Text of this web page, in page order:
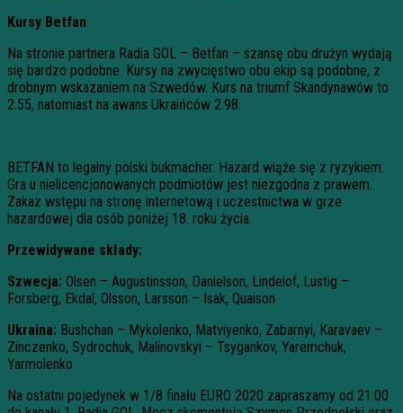
Kursy Betfan
Na stronie partnera Radia GOL – Betfan – szansę obu drużyn wydają
się bardzo podobne. Kursy na zwycięstwo obu ekip są podobne, z
drobnym wskazaniem na Szwedów. Kurs na triumf Skandynawów to
2.55, natomiast na awans Ukraińców 2.98.
BETFAN to legalny polski bukmacher. Hazard wiąże się z ryzykiem.
Gra u nielicencjonowanych podmiotów jest niezgodna z prawem.
Zakaz wstępu na stronę internetową i uczestnictwa w grze
hazardowej dla osób poniżej 18. roku życia.
Przewidywane składy:
Szwecja: Olsen – Augustinsson, Danielson, Lindelof, Lustig –
Forsberg, Ekdal, Olsson, Larsson – Isak, Quaison
Ukraina: Bushchan – Mykolenko, Matviyenko, Zabarnyi, Karavaev –
Zinczenko, Sydrochuk, Malinovskyi – Tsygankov, Yaremchuk,
Yarmolenko
Na ostatni pojedynek w 1/8 finału EURO 2020 zapraszamy od 21:00